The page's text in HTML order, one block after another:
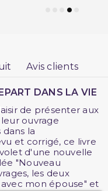
Avis clients
DANS LA VIE
de présenter aux
ouvrage
la
et corrigé, ce livre
d'une nouvelle
"Nouveau
les deux
mon épouse" et